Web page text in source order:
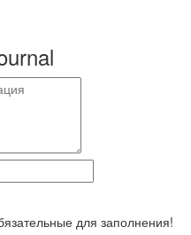
для заполнения!